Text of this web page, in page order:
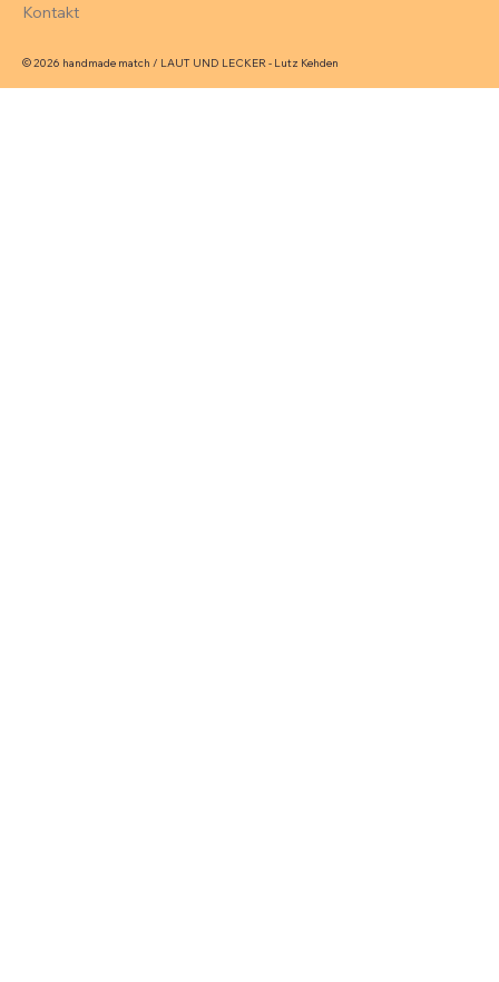
Kontakt
© 2026 handmade match / LAUT UND LECKER - Lutz Kehden